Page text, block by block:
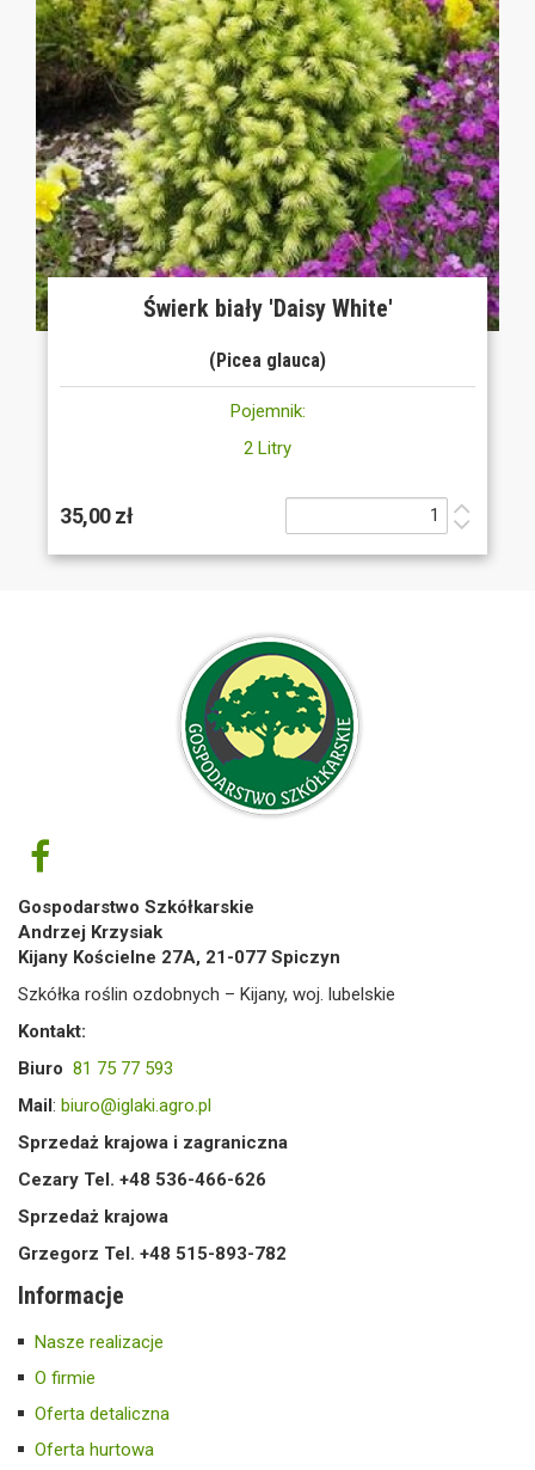
Świerk biały 'Daisy White'
(Picea glauca)
Pojemnik:
2 Litry
35,00 zł
Gospodarstwo Szkółkarskie
Andrzej Krzysiak
Kijany Kościelne 27A, 21-077 Spiczyn
Szkółka roślin ozdobnych – Kijany, woj. lubelskie
Kontakt:
Biuro 81 75 77 593
Mail: biuro@iglaki.agro.pl
Sprzedaż krajowa i zagraniczna
Cezary Tel. +48 536-466-626
Sprzedaż krajowa
Grzegorz Tel. +48 515-893-782
Informacje
Nasze realizacje
O firmie
Oferta detaliczna
Oferta hurtowa